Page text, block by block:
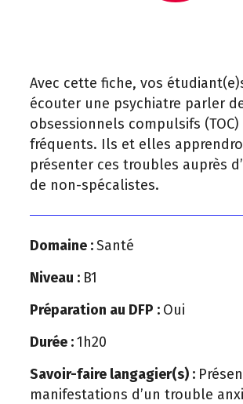
Avec cette fiche, vos
écouter une psychiatre parler
obsessionnels compulsifs
fréquents. Ils et elles
présenter ces troubles auprès
de non-spécalistes.
Domaine :Santé
Niveau : B1
Préparation au DFP : Oui
Durée :1h20
Savoir-faire langagier(s) :
manifestations d’un trouble